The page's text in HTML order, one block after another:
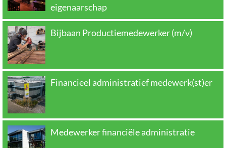
eigenaarschap
Bijbaan Productiemedewerker (m/v)
Financieel administratief medewerk(st)er
Medewerker financiële administratie